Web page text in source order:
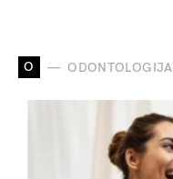
O ODONTOLOGIJA